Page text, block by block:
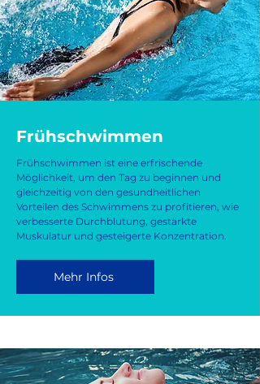
Frühschwimmen
Frühschwimmen ist eine erfrischende
Möglichkeit, um den Tag zu beginnen und
gleichzeitig von den gesundheitlichen
Vorteilen des Schwimmens zu profitieren, wie
verbesserte Durchblutung, gestärkte
Muskulatur und gesteigerte Konzentration.
Mehr Infos